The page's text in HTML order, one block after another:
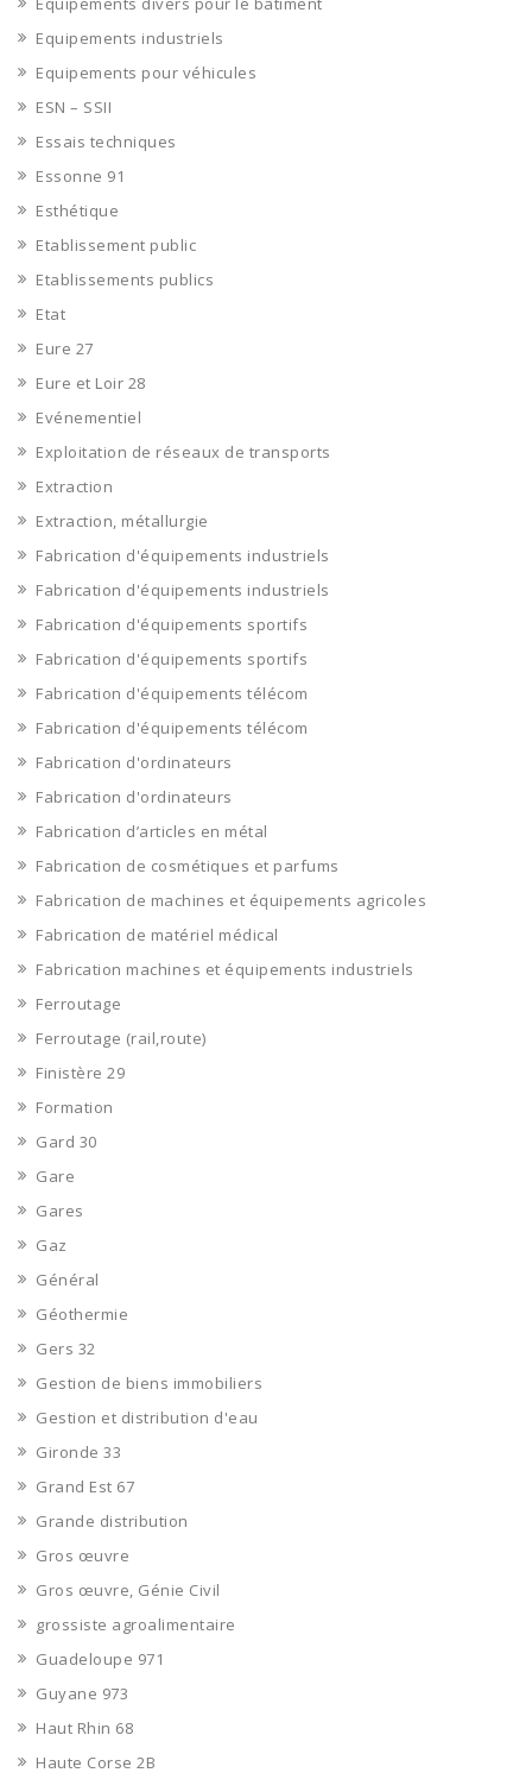
Equipements industriels
Equipements pour véhicules
ESN – SSII
Essais techniques
Essonne 91
Esthétique
Etablissement public
Etablissements publics
Etat
Eure 27
Eure et Loir 28
Evénementiel
Exploitation de réseaux de transports
Extraction
Extraction, métallurgie
Fabrication d'équipements industriels
Fabrication d'équipements industriels
Fabrication d'équipements sportifs
Fabrication d'équipements sportifs
Fabrication d'équipements télécom
Fabrication d'équipements télécom
Fabrication d'ordinateurs
Fabrication d'ordinateurs
Fabrication d’articles en métal
Fabrication de cosmétiques et parfums
Fabrication de machines et équipements agricoles
Fabrication de matériel médical
Fabrication machines et équipements industriels
Ferroutage
Ferroutage (rail,route)
Finistère 29
Formation
Gard 30
Gare
Gares
Gaz
Général
Géothermie
Gers 32
Gestion de biens immobiliers
Gestion et distribution d'eau
Gironde 33
Grand Est 67
Grande distribution
Gros œuvre
Gros œuvre, Génie Civil
grossiste agroalimentaire
Guadeloupe 971
Guyane 973
Haut Rhin 68
Haute Corse 2B